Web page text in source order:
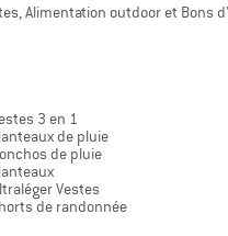
Alimentation outdoor et
3 en 1
de pluie
de pluie
Vestes
de randonnée